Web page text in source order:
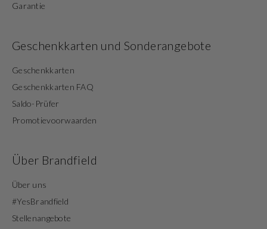
Garantie
Geschenkkarten und Sonderangebote
Geschenkkarten
Geschenkkarten FAQ
Saldo-Prüfer
Promotievoorwaarden
Über Brandfield
Über uns
#YesBrandfield
Stellenangebote